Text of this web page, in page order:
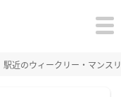
駅近のウィークリー・マンス